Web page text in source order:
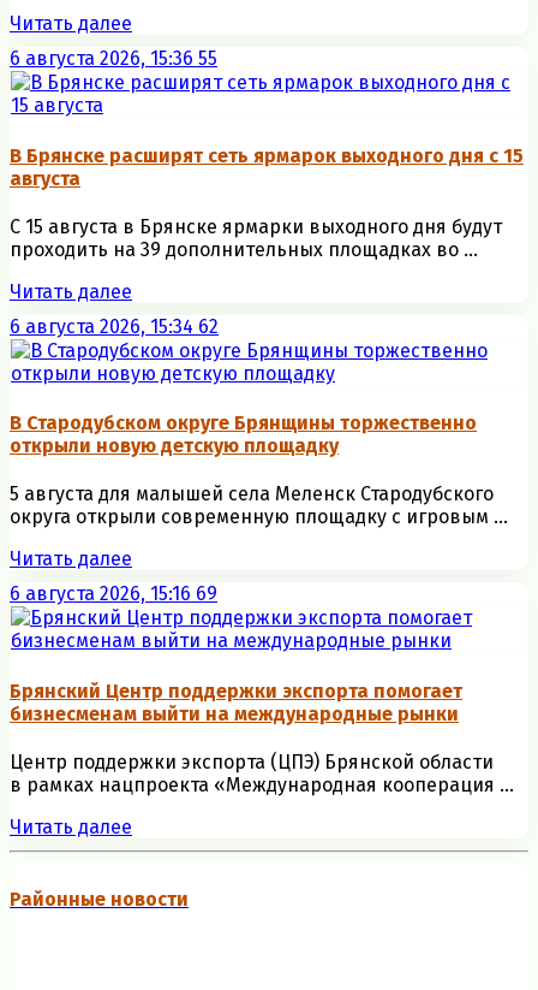
Читать далее
6 августа 2026, 15:36 55
В Брянске расширят сеть ярмарок выходного дня с 15
августа
С 15 августа в Брянске ярмарки выходного дня будут
проходить на 39 дополнительных площадках во ...
Читать далее
6 августа 2026, 15:34 62
В Стародубском округе Брянщины торжественно
открыли новую детскую площадку
5 августа для малышей села Меленск Стародубского
округа открыли современную площадку с игровым ...
Читать далее
6 августа 2026, 15:16 69
Брянский Центр поддержки экспорта помогает
бизнесменам выйти на международные рынки
Центр поддержки экспорта (ЦПЭ) Брянской области
в рамках нацпроекта «Международная кооперация ...
Читать далее
Районные новости